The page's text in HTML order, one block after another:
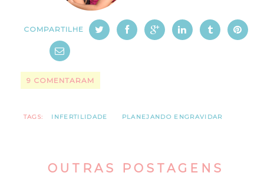
COMPARTILHE
9 COMENTARAM
TAGS: INFERTILIDADE PLANEJANDO ENGRAVIDAR
OUTRAS POSTAGENS